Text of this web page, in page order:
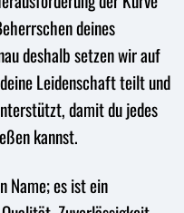
deines
deshalb setzen wir auf
Leidenschaft teilt und
damit du jedes
kannst.
Name; es ist ein